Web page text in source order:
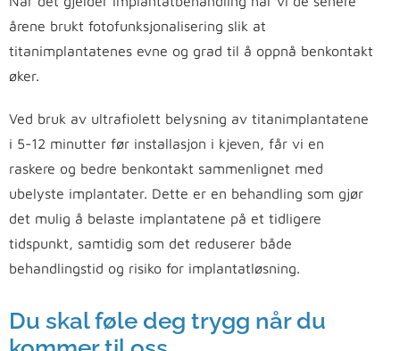
årene brukt fotofunksjonalisering slik at
titanimplantatenes evne og grad til å oppnå benkontakt
øker.
Ved bruk av ultrafiolett belysning av titanimplantatene
i 5-12 minutter før installasjon i kjeven, får vi en
raskere og bedre benkontakt sammenlignet med
ubelyste implantater. Dette er en behandling som gjør
det mulig å belaste implantatene på et tidligere
tidspunkt, samtidig som det reduserer både
behandlingstid og risiko for implantatløsning.
Du skal føle deg trygg når du